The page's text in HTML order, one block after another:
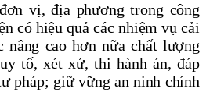
vị, địa phương trong công
có hiệu quả các nhiệm vụ cải
nâng cao hơn nữa chất lượng
tố, xét xử, thi hành án, đáp
pháp; giữ vững an ninh chính